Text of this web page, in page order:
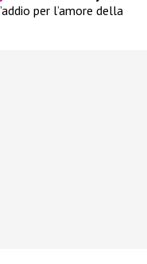
per l’amore della